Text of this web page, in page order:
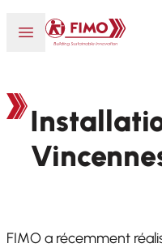
Ouvrir ou fermer le menu
Retour à l'accueil
FIMO a récemment